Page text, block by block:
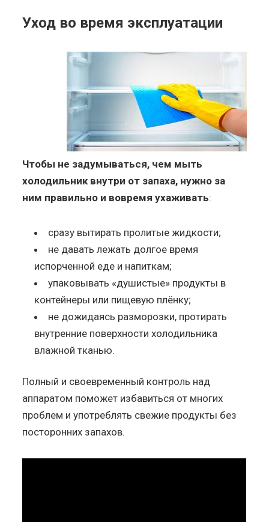
Уход во время эксплуатации
Чтобы не задумываться, чем мыть
холодильник внутри от запаха, нужно за
ним правильно и вовремя ухаживать:
сразу вытирать пролитые жидкости;
не давать лежать долгое время
испорченной еде и напиткам;
упаковывать «душистые» продукты в
контейнеры или пищевую плёнку;
не дожидаясь разморозки, протирать
внутренние поверхности холодильника
влажной тканью.
Полный и своевременный контроль над
аппаратом поможет избавиться от многих
проблем и употреблять свежие продукты без
посторонних запахов.